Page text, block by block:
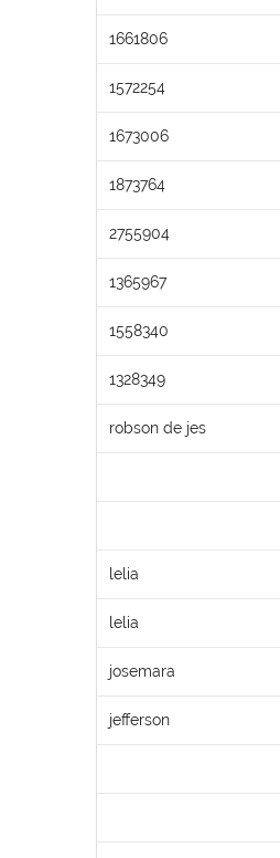
1661806
1572254
1673006
1873764
2755904
1365967
1558340
1328349
robson de jes
lelia
lelia
josemara
jefferson